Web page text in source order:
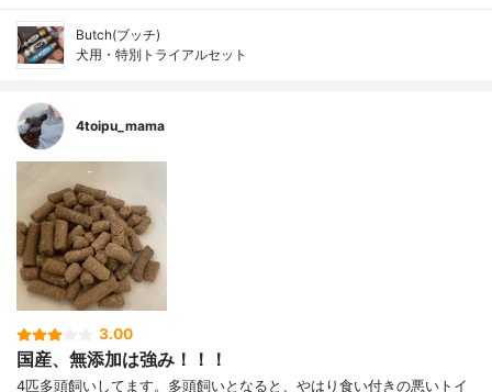
Butch(ブッチ)
犬用・特別トライアルセット
4toipu_mama
3.00
国産、無添加は強み！！！
4匹多頭飼いしてます。多頭飼いとなると、やはり食い付きの悪いトイ